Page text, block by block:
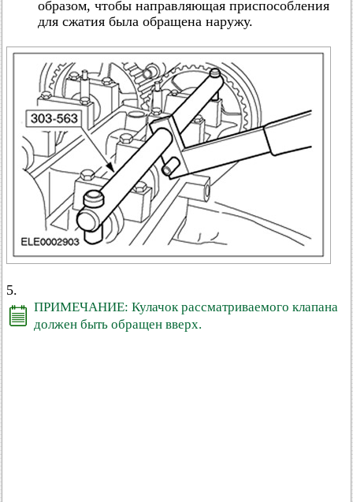
образом, чтобы направляющая приспособления
для сжатия была обращена наружу.
5.
ПРИМЕЧАНИЕ: Кулачок рассматриваемого клапана
должен быть обращен вверх.